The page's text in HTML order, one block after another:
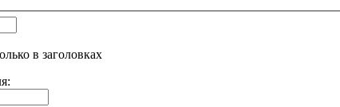
в заголовках